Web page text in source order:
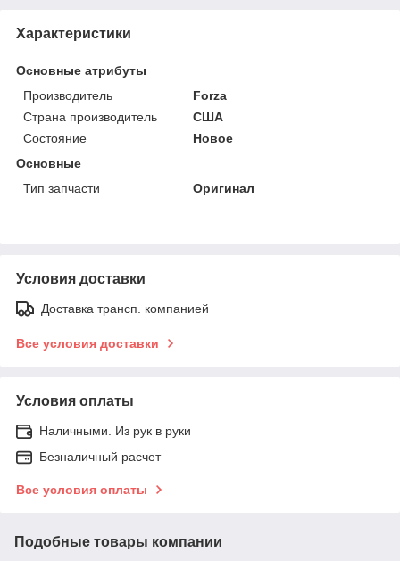
Характеристики
Основные атрибуты
Производитель
Forza
Страна производитель
США
Состояние
Новое
Основные
Тип запчасти
Оригинал
Условия доставки
Доставка трансп. компанией
Все условия доставки
Условия оплаты
Наличными. Из рук в руки
Безналичный расчет
Все условия оплаты
Подобные товары компании